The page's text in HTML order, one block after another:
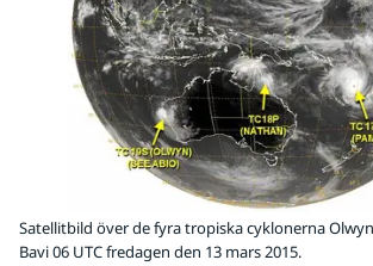
Satellitbild över de fyra tropiska cyklonerna
Bavi 06 UTC fredagen den 13 mars 2015.